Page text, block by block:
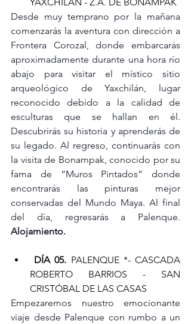
YAXCHILAN - Z.A. DE BONAMPAK
Desde muy temprano por la mañana
comenzarás la aventura con dirección a
Frontera Corozal, donde embarcarás
aproximadamente durante una hora río
abajo para visitar el místico sitio
arqueológico de Yaxchilán, lugar
reconocido debido a la calidad de
esculturas que se hallan en él.
Descubrirás su historia y aprenderás de
su legado. Al regreso, continuarás con
la visita de Bonampak, conocido por su
fama de “Muros Pintados” donde
encontrarás las pinturas mejor
conservadas del Mundo Maya. Al final
Alojamiento.
DÍA 05. PALENQUE *- CASCADA
ROBERTO BARRIOS - SAN
CRISTÓBAL DE LAS CASAS
Empezaremos nuestro emocionante
viaje desde Palenque con rumbo a un